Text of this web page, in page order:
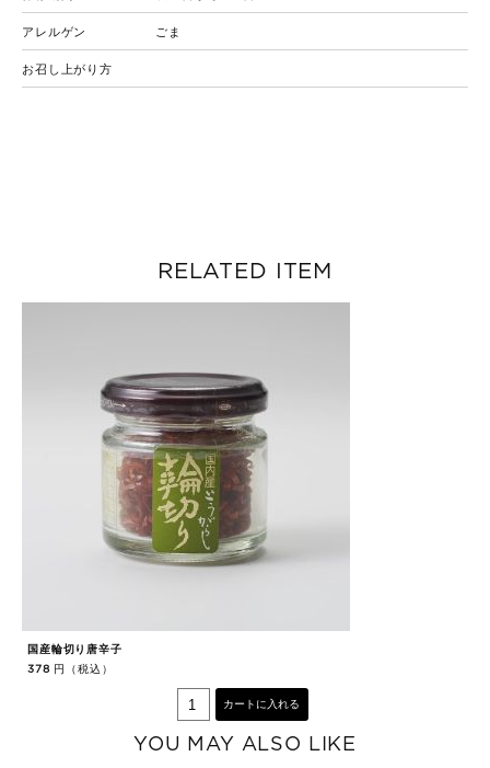
アレルゲン ごま
お召し上がり方
RELATED ITEM
国産輪切り唐辛子
378 円（税込）
カートに入れる
YOU MAY ALSO LIKE